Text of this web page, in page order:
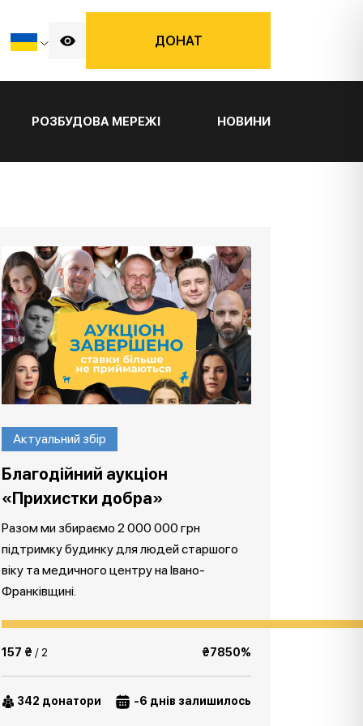
ДОНАТ
РОЗБУДОВА МЕРЕЖІ НОВИНИ
Актуальний збір
Благодійний аукціон
«Прихистки добра»
Разом ми збираємо 2 000 000 грн
підтримку будинку для людей старшого
віку та медичного центру на Івано-
Франківщині.
157 ₴ / 2 ₴7850%
342 донатори -6 днів залишилось